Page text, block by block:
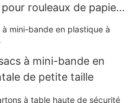
rouleaux de papier
longueur de 500 à
à mini-bande en
de petite taille